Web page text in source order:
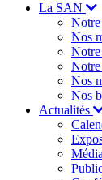
La SAN
Nos
Nos
Nos
Actualités